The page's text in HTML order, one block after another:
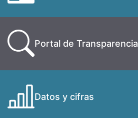
Portal de Transparencia
Datos y cifras